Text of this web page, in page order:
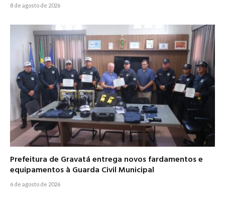
8 de agosto de 2026
Prefeitura de Gravatá entrega novos fardamentos e
equipamentos à Guarda Civil Municipal
6 de agosto de 2026